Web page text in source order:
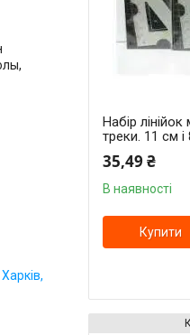
Набір
треки. 11 см
35,49 ₴
В наявності
Купити